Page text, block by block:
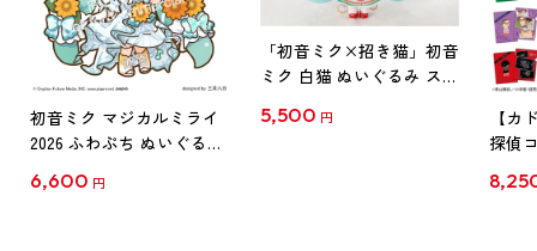
初音ミク マジカルミライ
2026 ふわぷち ぬいぐるみ
6,600 円
「初音ミク×招き猫」初音
ミク 白猫 ぬいぐるみ スタ
5,500 円
【カ
探偵
クリ